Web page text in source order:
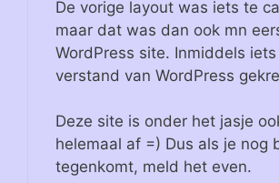
De vorige layout was iets te
maar dat was dan ook mn
WordPress site. Inmiddels
verstand van WordPress
Deze site is onder het jasje
helemaal af =) Dus als je nog
tegenkomt, meld het even.